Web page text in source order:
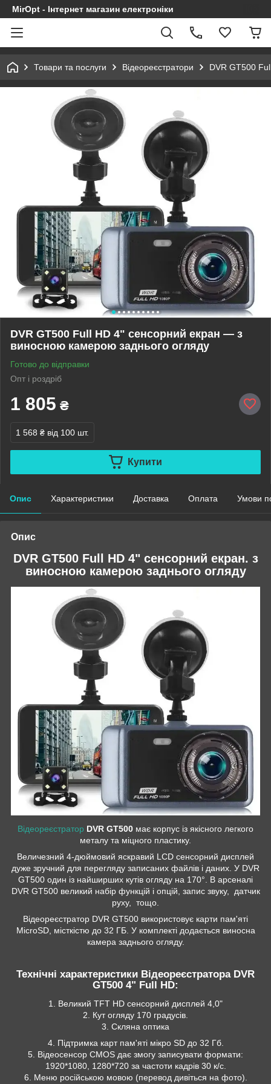
MirOpt - Інтернет магазин електроніки
Товари та послуги Відеореєстратори DVR GT500
DVR GT500 Full HD 4" сенсорний екран — з
виносною камерою заднього огляду
Готово до відправки
Опт і роздріб
1 805 ₴
1 568 ₴ від 100 шт.
Купити
Опис Характеристики Доставка Оплата Умови
Опис
DVR GT500 Full HD 4" сенсорний екран. з
виносною камерою заднього огляду
Відеореєстратор DVR GT500 має корпус із якісного легкого
металу та міцного пластику.
Величезний 4-дюймовий яскравий LCD сенсорний дисплей
дуже зручний для перегляду записаних файлів і даних. У DVR
GT500 один із найширших кутів огляду на 170°. В арсеналі
DVR GT500 великий набір функцій і опцій, запис звуку, датчик
руху, тощо.
Відеореєстратор DVR GT500 використовує карти пам'яті
MicroSD, місткістю до 32 ГБ. У комплекті додається виносна
камера заднього огляду.
Технічні характеристики Відеореєстратора DVR
GT500 4" Full HD:
1. Великий TFT HD сенсорний дисплей 4,0"
2. Кут огляду 170 градусів.
3. Скляна оптика
4. Підтримка карт пам'яті мікро SD до 32 Гб.
5. Відеосенсор CMOS дає змогу записувати формати:
1920*1080, 1280*720 за частоти кадрів 30 к/с.
6. Меню російською мовою (перевод дивіться на фото).